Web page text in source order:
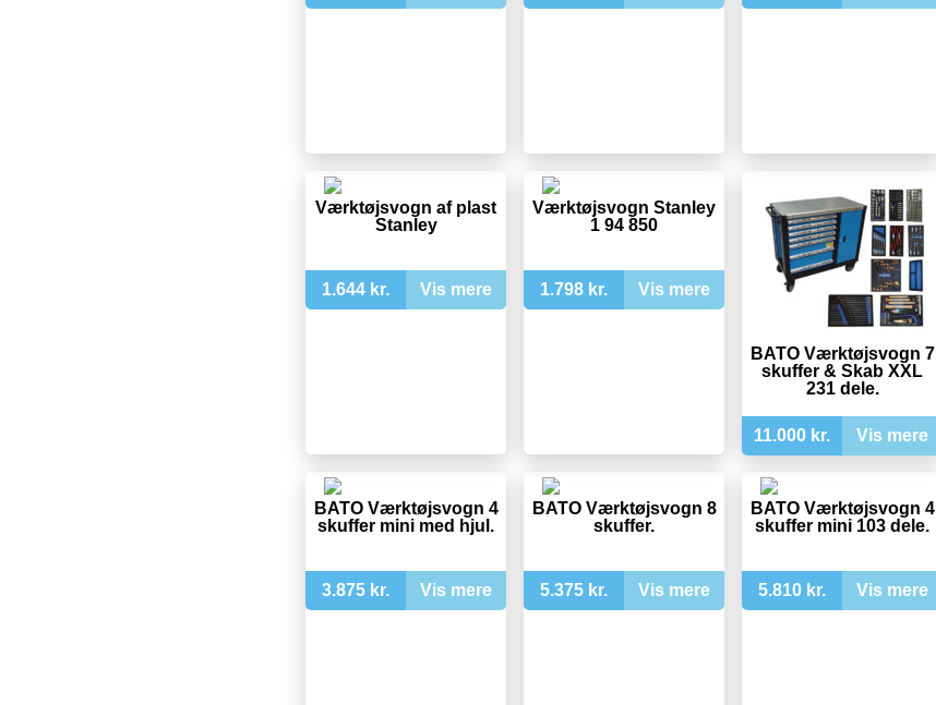
Værktøjsvogn af plast
Stanley
1.644 kr. Vis mere
Værktøjsvogn Stanley
1 94 850
1.798 kr. Vis mere
BATO Værktøjsvogn 7
skuffer & Skab XXL
231 dele.
11.000 kr. Vis mere
BATO Værktøjsvogn 4
skuffer mini med hjul.
3.875 kr. Vis mere
BATO Værktøjsvogn 8
skuffer.
5.375 kr. Vis mere
BATO Værktøjsvogn 4
skuffer mini 103 dele.
5.810 kr. Vis mere